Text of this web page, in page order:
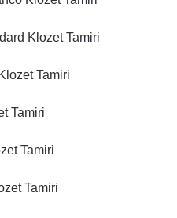
Klozet Tamiri
Tamiri
Tamiri
Tamiri
Tamiri